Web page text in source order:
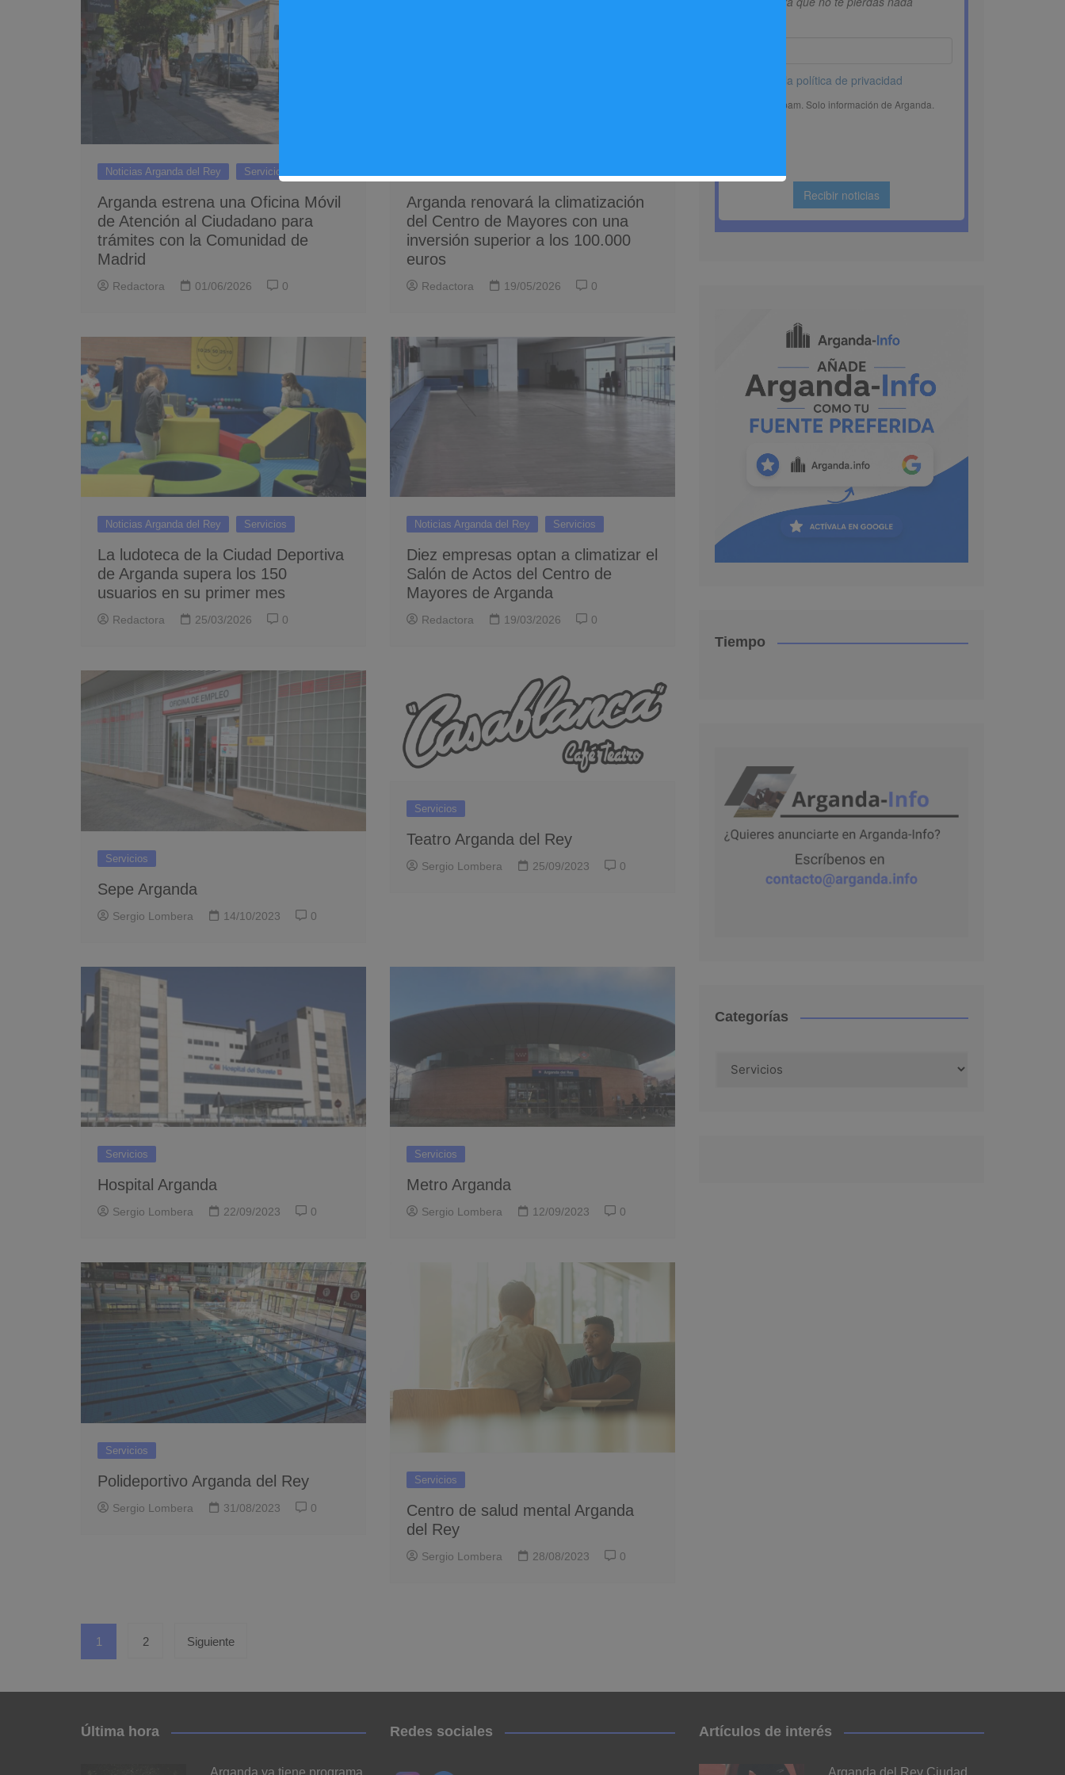
Noticias Arganda del Rey Servicios
Arganda estrena una Oficina Móvil
de Atención al Ciudadano para
trámites con la Comunidad de
Madrid
Redactora 01/06/2026 0
Arganda renovará la climatización
del Centro de Mayores con una
inversión superior a los 100.000
euros
Redactora 19/05/2026 0
Noticias Arganda del Rey Servicios
La ludoteca de la Ciudad Deportiva
de Arganda supera los 150
usuarios en su primer mes
Redactora 25/03/2026 0
Noticias Arganda del Rey Servicios
Diez empresas optan a climatizar el
Salón de Actos del Centro de
Mayores de Arganda
Redactora 19/03/2026 0
Servicios
Sepe Arganda
Sergio Lombera 14/10/2023 0
Servicios
Teatro Arganda del Rey
Sergio Lombera 25/09/2023 0
Servicios
Hospital Arganda
Sergio Lombera 22/09/2023 0
Servicios
Metro Arganda
Sergio Lombera 12/09/2023 0
Servicios
Polideportivo Arganda del Rey
Sergio Lombera 31/08/2023 0
Servicios
Centro de salud mental Arganda
del Rey
Sergio Lombera 28/08/2023 0
Paginación
de
entradas
1 2 Siguiente
Tiempo
Categorías
Última hora
Arganda ya tiene programa
Redes sociales Artículos de interés
Arganda del Rey Ciudad